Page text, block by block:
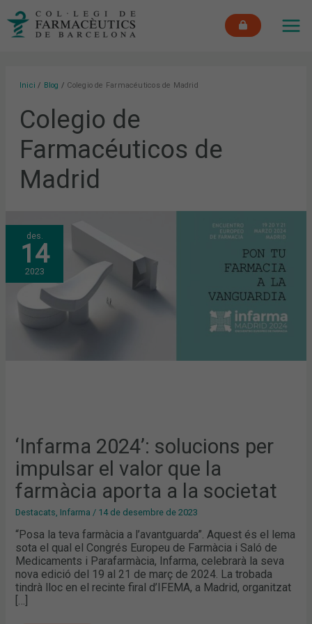
Inici Blog Colegio de Farmacéuticos de Madrid
Colegio de
Farmacéuticos de
Madrid
des.
14
2023
‘Infarma 2024’: solucions per
impulsar el valor que la
farmàcia aporta a la societat
Destacats, Infarma / 14 de desembre de 2023
“Posa la teva farmàcia a l’avantguarda”. Aquest és el lema
sota el qual el Congrés Europeu de Farmàcia i Saló de
Medicaments i Parafarmàcia, Infarma, celebrarà la seva
nova edició del 19 al 21 de març de 2024. La trobada
tindrà lloc en el recinte firal d’IFEMA, a Madrid, organitzat
[…]
‘INFARMA
2024’:
SOLUCIONS
PER
IMPULSAR
EL
VALOR
QUE
LA
FARMÀCIA